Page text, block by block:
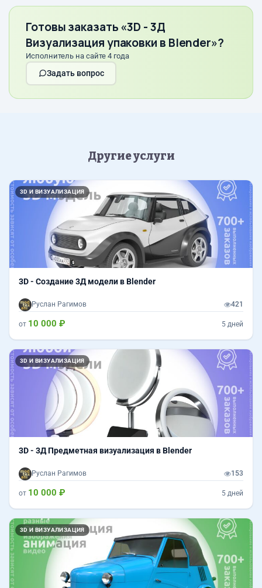
Готовы заказать «3D - 3Д
Визуализация упаковки в Blender»?
Исполнитель на сайте 4 года
Задать вопрос
Другие услуги
3D И ВИЗУАЛИЗАЦИЯ
3D - Создание 3Д модели в Blender
Руслан Рагимов 421
от 10 000 ₽ 5 дней
3D И ВИЗУАЛИЗАЦИЯ
3D - 3Д Предметная визуализация в Blender
Руслан Рагимов 153
от 10 000 ₽ 5 дней
3D И ВИЗУАЛИЗАЦИЯ